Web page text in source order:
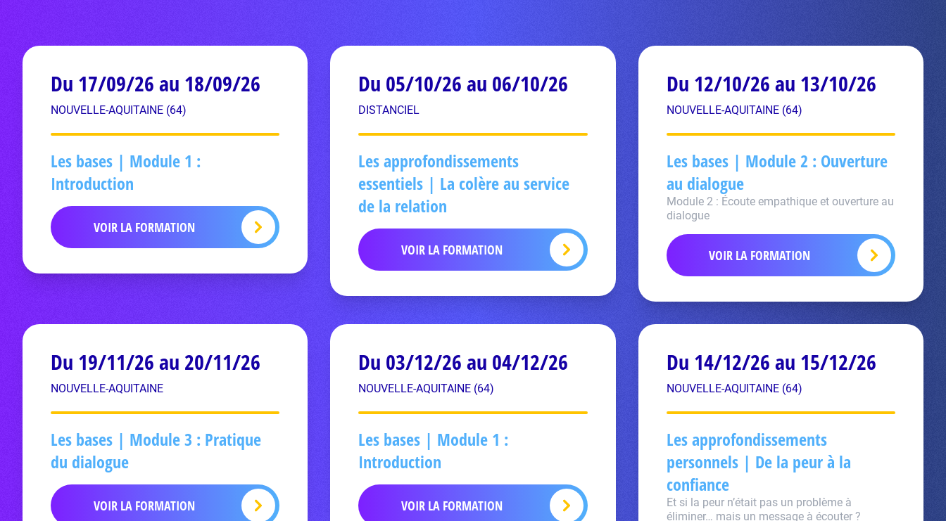
Du 17/09/26 au 18/09/26
NOUVELLE-AQUITAINE (64)
Les bases | Module 1 :
Introduction
VOIR LA FORMATION
Du 05/10/26 au 06/10/26
DISTANCIEL
Les approfondissements
essentiels | La colère au service
de la relation
VOIR LA FORMATION
Du 12/10/26 au 13/10/26
NOUVELLE-AQUITAINE (64)
Les bases | Module 2 : Ouverture
au dialogue
Module 2 : Écoute empathique et ouverture au
dialogue
VOIR LA FORMATION
Du 19/11/26 au 20/11/26
NOUVELLE-AQUITAINE
Les bases | Module 3 : Pratique
du dialogue
VOIR LA FORMATION
Du 03/12/26 au 04/12/26
NOUVELLE-AQUITAINE (64)
Les bases | Module 1 :
Introduction
VOIR LA FORMATION
Du 14/12/26 au 15/12/26
NOUVELLE-AQUITAINE (64)
Les approfondissements
personnels | De la peur à la
confiance
Et si la peur n’était pas un problème à
éliminer… mais un message à écouter ?